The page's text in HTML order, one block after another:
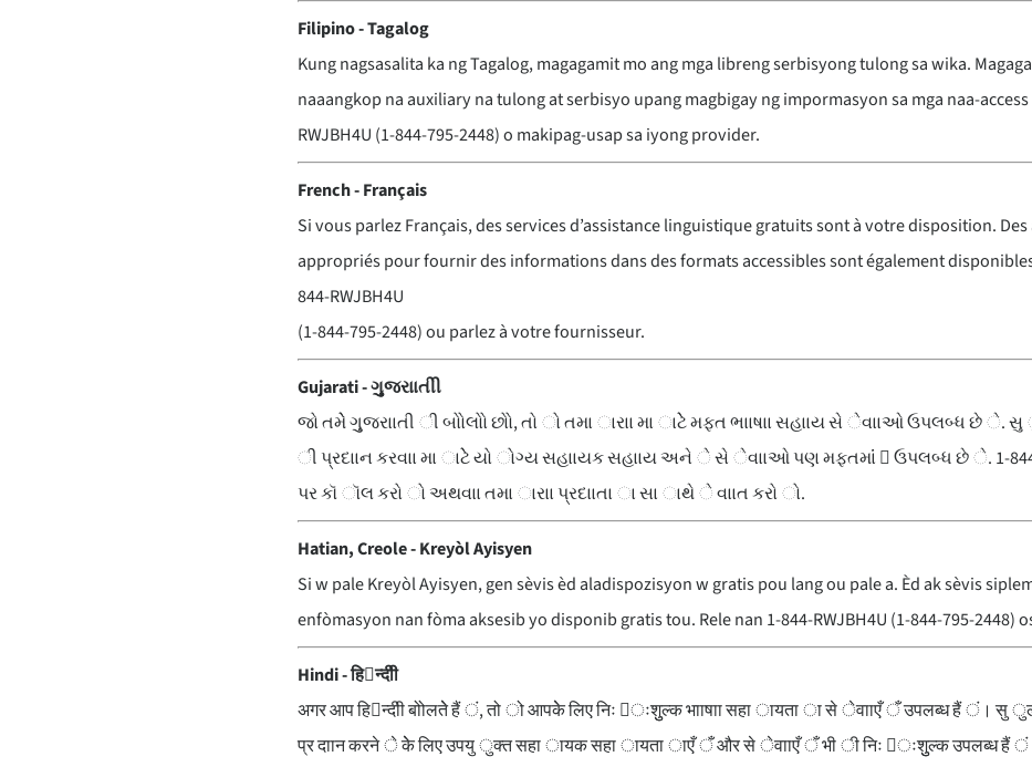
Filipino - Tagalog
Kung nagsasalita ka ng Tagalog, magagamit mo ang mga libreng serbisyong tulong sa wika.
naaangkop na auxiliary na tulong at serbisyo upang magbigay ng impormasyon sa mga naa-
RWJBH4U (1-844-795-2448) o makipag-usap sa iyong provider.
French - Français
Si vous parlez Français, des services d’assistance linguistique gratuits sont à votre disposition.
appropriés pour fournir des informations dans des formats accessibles sont également
844-RWJBH4U
(1-844-795-2448) ou parlez à votre fournisseur.
Gujarati - ગુુજરાાતીી
જો તમેે ગુુજરાાતી ી બોોલોો છોો, તો ો તમા ારાા મા ાટેે મફત ભાાષાા સહાાય સે ેવાાઓ ઉપલબ્ધ છે
ી પ્રદાાન કરવાા મા ાટેે યો ોગ્ય સહાાયક સહાાય અને ે સે ેવાાઓ પણ મફતમાંં 􀒡 ઉપલબ્ધ છે ે. 1-844-
પર કૉ ૉલ કરો ો અથવાા તમા ારાા પ્રદાાતા ા સા ાથે ે વાાત કરો ો.
Hatian, Creole - Kreyòl Ayisyen
Si w pale Kreyòl Ayisyen, gen sèvis èd aladispozisyon w gratis pou lang ou pale a. Èd ak sèvis
enfòmasyon nan fòma aksesib yo disponib gratis tou. Rele nan 1-844-RWJBH4U (1-844-795-2448)
Hindi - हि􀄞न्दीी
अगर आप हि􀄞न्दीी बोोलतेे हैं ं, तो ो आपकेे लिए निः 􀄋ःशुुल्क भााषाा सहा ायता ा से ेवााएँ ँ उपलब्ध हैं ं। सु
प्र दाान करने े केे लिए उपयु ुक्त सहा ायक सहा ायता ाएँ ँ और से ेवााएँ ँ भी ी निः 􀄋ःशुुल्क उपलब्ध हैं ं।